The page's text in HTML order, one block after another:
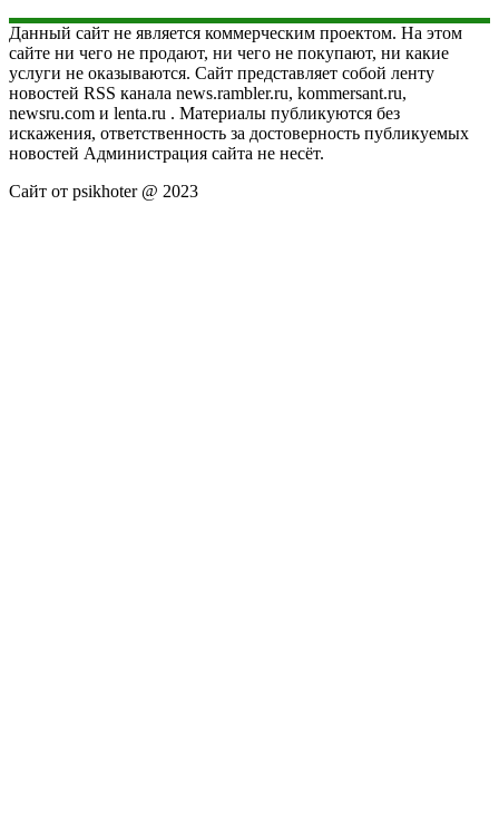
Данный сайт не является коммерческим проектом. На этом
сайте ни чего не продают, ни чего не покупают, ни какие
услуги не оказываются. Сайт представляет собой ленту
новостей RSS канала news.rambler.ru, kommersant.ru,
newsru.com и lenta.ru . Материалы публикуются без
искажения, ответственность за достоверность публикуемых
новостей Администрация сайта не несёт.
Сайт от psikhoter @ 2023